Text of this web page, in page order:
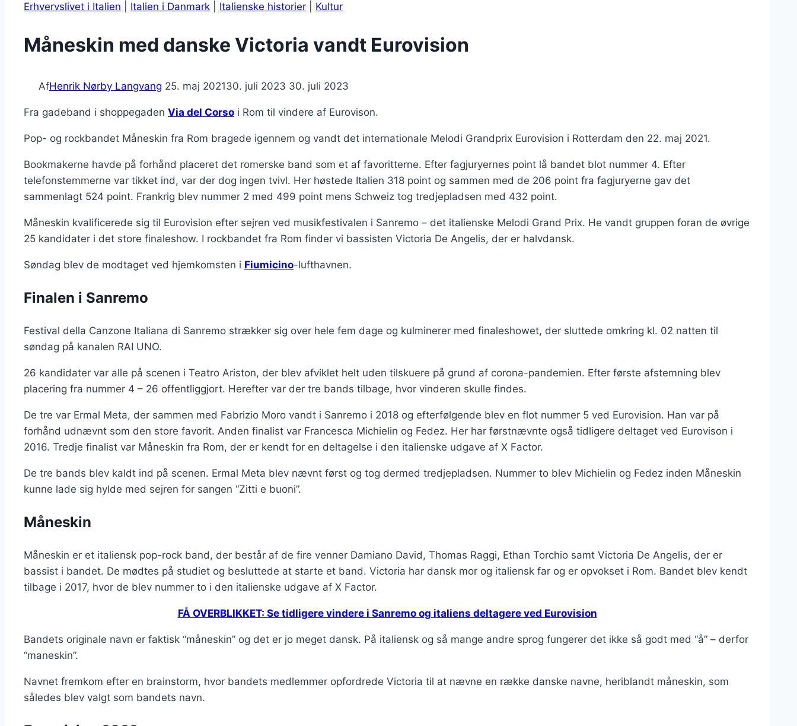
Erhvervslivet i Italien Italien i Danmark Italienske historier Kultur
Måneskin med danske Victoria vandt Eurovision
AfHenrik Nørby Langvang 25. maj 202130. juli 2023 30. juli 2023
Fra gadeband i shoppegaden Via del Corso i Rom til vindere af Eurovison.
Pop- og rockbandet Måneskin fra Rom bragede igennem og vandt det internationale Melodi Grandprix Eurovision i Rotterdam den 22. maj 2021.
Bookmakerne havde på forhånd placeret det romerske band som et af favoritterne. Efter fagjuryernes point lå bandet blot nummer 4. Efter
telefonstemmerne var tikket ind, var der dog ingen tvivl. Her høstede Italien 318 point og sammen med de 206 point fra fagjuryerne gav det
sammenlagt 524 point. Frankrig blev nummer 2 med 499 point mens Schweiz tog tredjepladsen med 432 point.
Måneskin kvalificerede sig til Eurovision efter sejren ved musikfestivalen i Sanremo – det italienske Melodi Grand Prix. He vandt gruppen foran de øvrige
25 kandidater i det store finaleshow. I rockbandet fra Rom finder vi bassisten Victoria De Angelis, der er halvdansk.
Søndag blev de modtaget ved hjemkomsten i Fiumicino-lufthavnen.
Finalen i Sanremo
Festival della Canzone Italiana di Sanremo strækker sig over hele fem dage og kulminerer med finaleshowet, der sluttede omkring kl. 02 natten til
søndag på kanalen RAI UNO.
26 kandidater var alle på scenen i Teatro Ariston, der blev afviklet helt uden tilskuere på grund af corona-pandemien. Efter første afstemning blev
placering fra nummer 4 – 26 offentliggjort. Herefter var der tre bands tilbage, hvor vinderen skulle findes.
De tre var Ermal Meta, der sammen med Fabrizio Moro vandt i Sanremo i 2018 og efterfølgende blev en flot nummer 5 ved Eurovision. Han var på
forhånd udnævnt som den store favorit. Anden finalist var Francesca Michielin og Fedez. Her har førstnævnte også tidligere deltaget ved Eurovison i
2016. Tredje finalist var Måneskin fra Rom, der er kendt for en deltagelse i den italienske udgave af X Factor.
De tre bands blev kaldt ind på scenen. Ermal Meta blev nævnt først og tog dermed tredjepladsen. Nummer to blev Michielin og Fedez inden Måneskin
kunne lade sig hylde med sejren for sangen “Zitti e buoni”.
Måneskin
Måneskin er et italiensk pop-rock band, der består af de fire venner Damiano David, Thomas Raggi, Ethan Torchio samt Victoria De Angelis, der er
bassist i bandet. De mødtes på studiet og besluttede at starte et band. Victoria har dansk mor og italiensk far og er opvokset i Rom. Bandet blev kendt
tilbage i 2017, hvor de blev nummer to i den italienske udgave af X Factor.
FÅ OVERBLIKKET: Se tidligere vindere i Sanremo og italiens deltagere ved Eurovision
Bandets originale navn er faktisk “måneskin” og det er jo meget dansk. På italiensk og så mange andre sprog fungerer det ikke så godt med “å” – derfor
“maneskin”.
Navnet fremkom efter en brainstorm, hvor bandets medlemmer opfordrede Victoria til at nævne en række danske navne, heriblandt måneskin, som
således blev valgt som bandets navn.